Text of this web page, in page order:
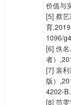
价值与
[5] 蔡
育
1096/
[6] 佚
者）
[7] 裴
版）
4202-
[8] 范